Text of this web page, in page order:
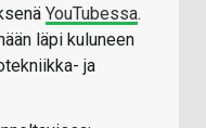
YouTubessa.
läpi kuluneen
ja